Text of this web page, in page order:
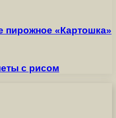
пирожное «Картошка»
с рисом